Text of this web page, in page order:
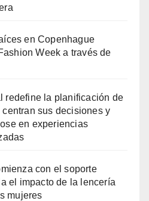
en Copenhague
Week a través de
redefine la planificación de
sus decisiones y
en experiencias
con el soporte
el impacto de la lencería
mujeres